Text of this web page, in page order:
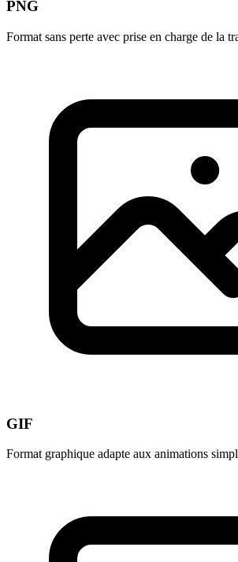
PNG
Format sans perte avec prise en charge de la
GIF
Format graphique adapte aux animations